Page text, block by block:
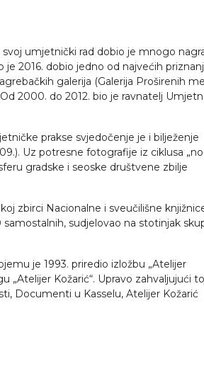
umjetnički rad dobio je mnogo
2016. dobio jedno od najvećih
galerija (Galerija Proširenih
2000. do 2012. bio je ravnatelj
prakse svjedočenje je i bilježenje
Uz potresne fotografije iz ciklusa
gradske i seoske društvene zbilje
zbirci Nacionalne i sveučilišne
sudjelovao na stotinjak
je 1993. priredio izložbu „Atelijer
„Atelijer Kožarić“. Upravo zahvaljujući
Documenti u Kasselu, Atelijer Kožarić